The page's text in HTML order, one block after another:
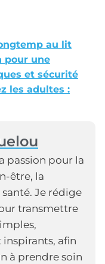
au lit
pour une
et sécurité
les adultes :
passion pour la
être, la
Je rédige
transmettre
inspirants, afin
à prendre soin